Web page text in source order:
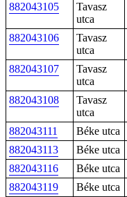
882043105
Tavasz
utca
882043106
Tavasz
utca
882043107
Tavasz
utca
882043108
Tavasz
utca
882043111 Béke utca
882043113
Béke utca
882043116
Béke utca
882043119
Béke utca